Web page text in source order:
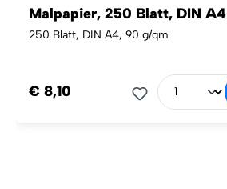
Malpapier, 250 Blatt, DIN A4
250 Blatt, DIN A4, 90 g/qm
€ 8,10